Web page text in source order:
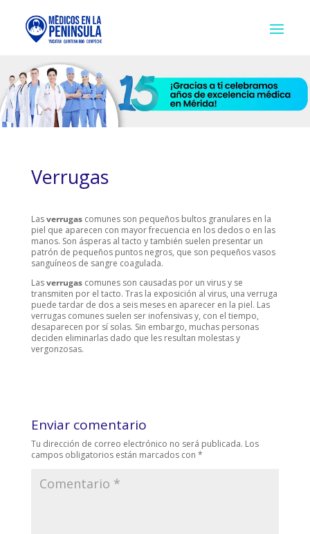
Verrugas
Lasverrugascomunes son pequeños bultos granulares en la
piel que aparecen con mayor frecuencia en los dedos o en las
manos. Son ásperas al tacto y también suelen presentar un
patrón de pequeños puntos negros, que son pequeños vasos
sanguíneos de sangre coagulada.
Lasverrugascomunes son causadas por un virus y se
transmiten por el tacto. Tras la exposición al virus, una verruga
puede tardar de dos a seis meses en aparecer en la piel. Las
verrugas comunes suelen ser inofensivas y, con el tiempo,
desaparecen por sí solas. Sin embargo, muchas personas
deciden eliminarlas dado que les resultan molestas y
vergonzosas.
Enviar comentario
Tu dirección de correo electrónico no será publicada. Los
campos obligatorios están marcados con *